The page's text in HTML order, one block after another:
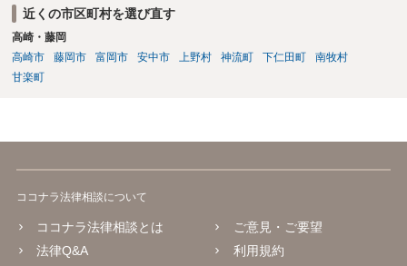
近くの市区町村を選び直す
高崎・藤岡
高崎市
藤岡市 富岡市 安中市 上野村 神流町 下仁田町
南牧村
甘楽町
ココナラ法律相談について
ココナラ法律相談とは
法律Q&A
ご意見・ご要望
利用規約